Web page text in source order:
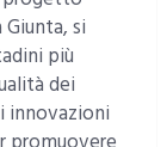
si
più
dei
innovazioni